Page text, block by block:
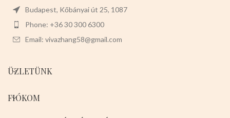
Budapest, Kőbányai út 25, 1087
Phone: +36 30 300 6300
Email: vivazhang58@gmail.com
ÜZLETÜNK
FIÓKOM